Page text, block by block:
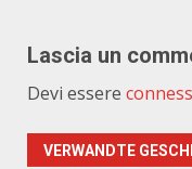
Lascia un
Devi essere
VERWANDTE